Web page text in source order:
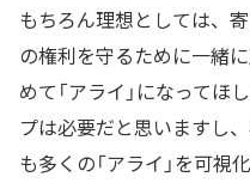
もちろん理想としては、
の権利を守るために一緒
めて「アライ」になってほ
プは必要だと思いますし
も多くの「アライ」を可